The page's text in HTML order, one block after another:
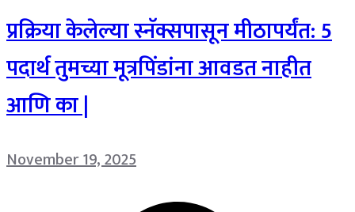
प्रक्रिया केलेल्या स्नॅक्सपासून मीठापर्यंत: 5
पदार्थ तुमच्या मूत्रपिंडांना आवडत नाहीत
आणि का |
November 19, 2025